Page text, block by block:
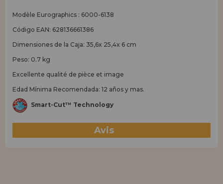
Modèle Eurographics : 6000-6138
Código EAN: 628136661386
Dimensiones de la Caja: 35,6x 25,4x 6 cm
Peso: 0.7 kg
Excellente qualité de pièce et image
Edad Mínima Recomendada: 12 años y mas.
Smart-Cut™ Technology
Avis